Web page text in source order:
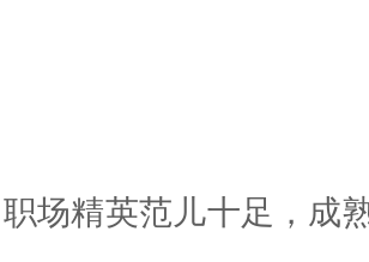
场精英范儿十足，成